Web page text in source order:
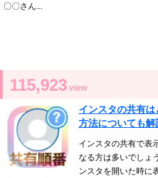
〇〇さん...
115,923 view
インスタの共有
方法についても解
インスタの共有で表
なる方は多いでしょ
ンスタを開いた時に